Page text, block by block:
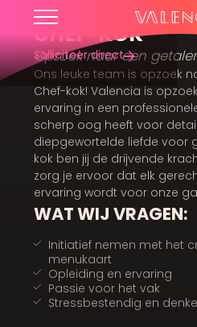
CHEF-KOK
Solliciteer direct
Opzoek naar een
Ons leuke team is opzoek
Chef-kok! Valencia is
ervaring in een
scherp oog heeft voor
diepgewortelde liefde voor
kok ben jij de drijvende
zorg je ervoor dat elk
ervaring wordt voor onze
WAT WIJ VRAGEN:
Initiatief nemen met het
menukaart
Opleiding en ervaring
Passie voor het vak
Stressbestendig en